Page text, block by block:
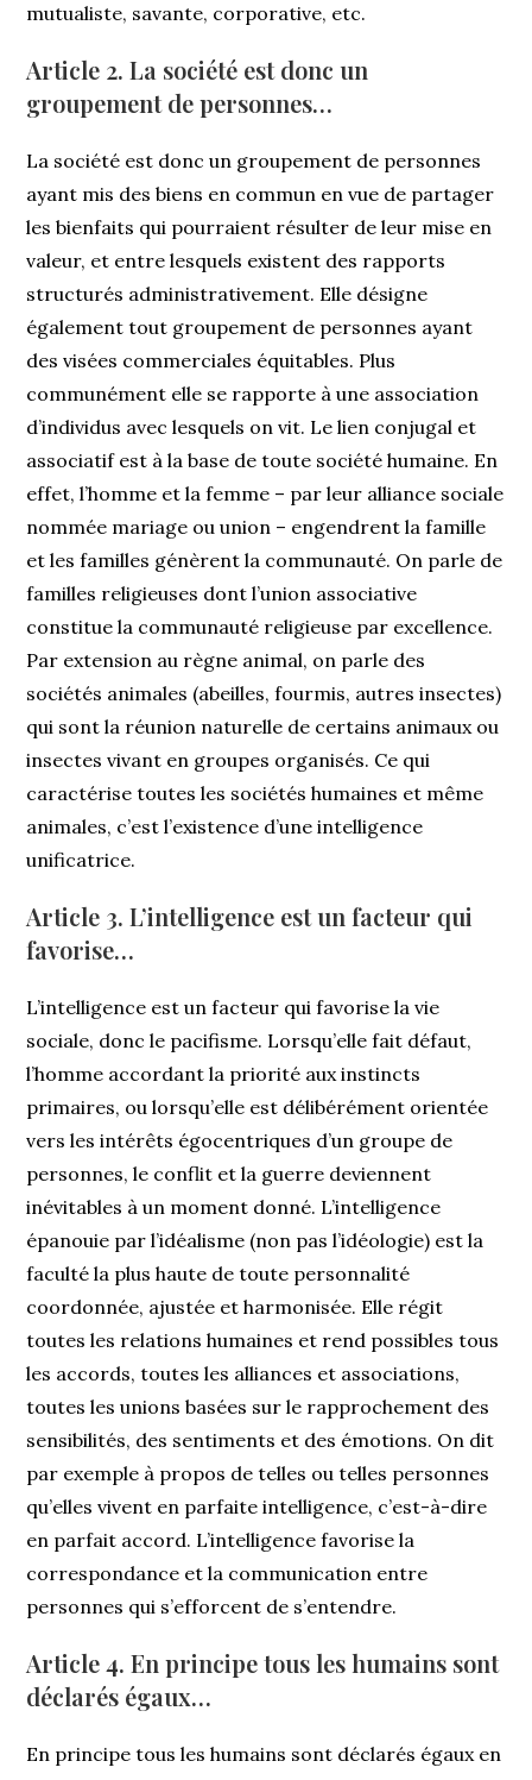
mutualiste, savante, corporative, etc.
Article 2. La société est donc un
groupement de personnes…
La société est donc un groupement de personnes
ayant mis des biens en commun en vue de partager
les bienfaits qui pourraient résulter de leur mise en
valeur, et entre lesquels existent des rapports
structurés administrativement. Elle désigne
également tout groupement de personnes ayant
des visées commerciales équitables. Plus
communément elle se rapporte à une association
d’individus avec lesquels on vit. Le lien conjugal et
associatif est à la base de toute société humaine. En
effet, l’homme et la femme – par leur alliance sociale
nommée mariage ou union – engendrent la famille
et les familles génèrent la communauté. On parle de
familles religieuses dont l’union associative
constitue la communauté religieuse par excellence.
Par extension au règne animal, on parle des
sociétés animales (abeilles, fourmis, autres insectes)
qui sont la réunion naturelle de certains animaux ou
insectes vivant en groupes organisés. Ce qui
caractérise toutes les sociétés humaines et même
animales, c’est l’existence d’une intelligence
unificatrice.
Article 3. L’intelligence est un facteur qui
favorise…
L’intelligence est un facteur qui favorise la vie
sociale, donc le pacifisme. Lorsqu’elle fait défaut,
l’homme accordant la priorité aux instincts
primaires, ou lorsqu’elle est délibérément orientée
vers les intérêts égocentriques d’un groupe de
personnes, le conflit et la guerre deviennent
inévitables à un moment donné. L’intelligence
épanouie par l’idéalisme (non pas l’idéologie) est la
faculté la plus haute de toute personnalité
coordonnée, ajustée et harmonisée. Elle régit
toutes les relations humaines et rend possibles tous
les accords, toutes les alliances et associations,
toutes les unions basées sur le rapprochement des
sensibilités, des sentiments et des émotions. On dit
par exemple à propos de telles ou telles personnes
qu’elles vivent en parfaite intelligence, c’est-à-dire
en parfait accord. L’intelligence favorise la
correspondance et la communication entre
personnes qui s’efforcent de s’entendre.
Article 4. En principe tous les humains sont
déclarés égaux…
En principe tous les humains sont déclarés égaux en